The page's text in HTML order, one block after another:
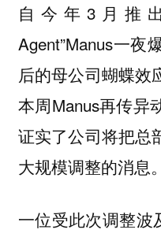
自今年3月推
Agent”Manus一夜
后的母公司蝴蝶效
本周Manus再传异
证实了公司将把总
大规模调整的消息。
一位受此次调整波